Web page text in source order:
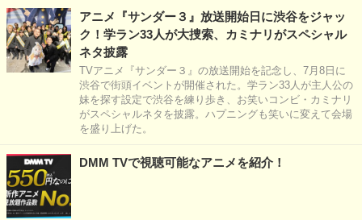
アニメ『サンダー３』放送開始日に渋谷をジャッ
ク！学ラン33人が大捜索、カミナリがスペシャル
ネタ披露
TVアニメ『サンダー３』の放送開始を記念し、7月8日に
渋谷で街頭イベントが開催された。学ラン33人が主人公の
妹を探す設定で渋谷を練り歩き、お笑いコンビ・カミナリ
がスペシャルネタを披露。ハプニングも笑いに変えて会場
を盛り上げた。
DMM TVで視聴可能なアニメを紹介！